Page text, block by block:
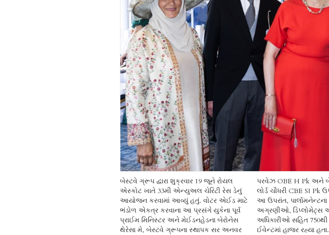
બેસ્ટવે ગ્રૂપ દ્વારા શુક્રવાર 19 જૂને રોયલ
એસ્કોટ ખાતે 33મી એન્યુઅલ ચેરિટી રેસ ડેનું
આયોજન કરવામાં આવ્યું હતું. વોટર એઈડ માટે
ભંડોળ એકત્ર કરવાના આ પ્રસંગે યુકેના પૂર્વ
પ્રાઈમ મિનિસ્ટર અને મેઈડનહેડના બેરોનેસ
થેરેસા મે, બેસ્ટવે ગ્રૂપના સ્થાપક સર અનવર
પરવેઝ OBE H Pk અને બેસ્ટવે ગ્રૂપના ચેરમેન
લોર્ડ ચૌધરી CBE SI Pk ઉપસ્થિત રહ્યા હતા.
આ ઉપરાંત, પાર્લામનેન્ટના સભ્યો, ઈન્ડસ્ટ્રીના
અગ્રણીઓ, ડિપ્લોમેટ્સ અને બેસ્ટવેના
અધિકારીઓ સહિત 750થી વધુ મહેમાનો પણ
ઈવેન્ટમાં હાજર રહ્યા હતા.